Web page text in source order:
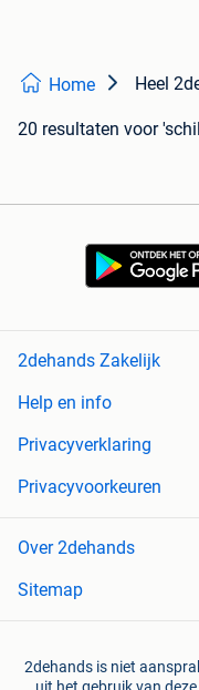
Home Heel
20 resultaten voor
2dehands Zakelijk
Help en info
Privacyverklaring
Privacyvoorkeuren
Over 2dehands
Sitemap
2dehands is niet